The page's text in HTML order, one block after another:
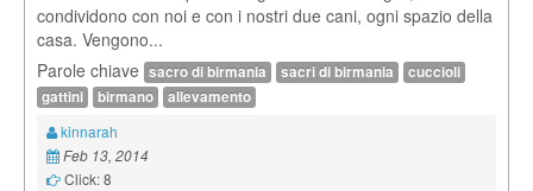
condividono con noi e con i nostri due cani, ogni spazio della
casa. Vengono...
Parole chiave sacro di birmania sacri di birmania
cuccioli
gattini
birmano
allevamento
kinnarah
Feb 13, 2014
Click: 8